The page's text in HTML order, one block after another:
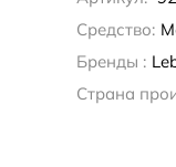
Средство:
Бренды :
Страна